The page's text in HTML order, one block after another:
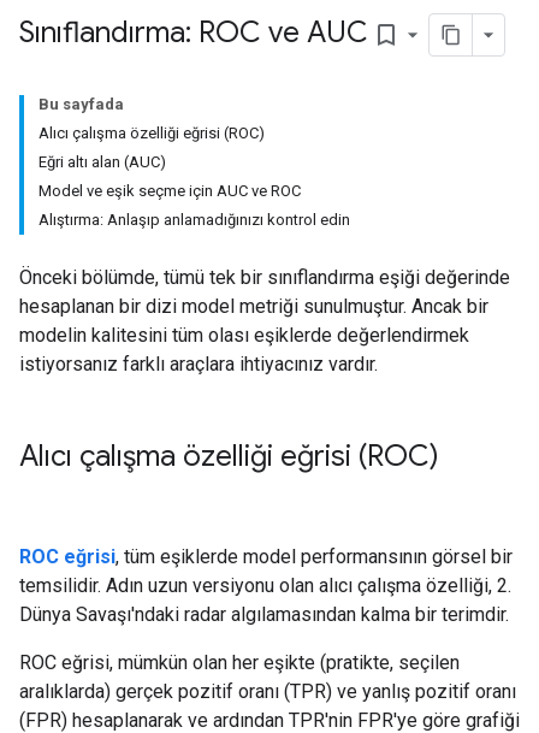
Sınıflandırma: ROC ve AUC bookmark_border
Bu sayfada
Alıcı çalışma özelliği eğrisi (ROC)
Eğri altı alan (AUC)
Model ve eşik seçme için AUC ve ROC
Alıştırma: Anlaşıp anlamadığınızı kontrol edin
Önceki bölümde, tümü tek bir sınıflandırma eşiği değerinde
hesaplanan bir dizi model metriği sunulmuştur. Ancak bir
modelin kalitesini tüm olası eşiklerde değerlendirmek
istiyorsanız farklı araçlara ihtiyacınız vardır.
Alıcı çalışma özelliği eğrisi (ROC)
ROC eğrisi, tüm eşiklerde model performansının görsel bir
temsilidir. Adın uzun versiyonu olan alıcı çalışma özelliği, 2.
Dünya Savaşı'ndaki radar algılamasından kalma bir terimdir.
ROC eğrisi, mümkün olan her eşikte (pratikte, seçilen
aralıklarda) gerçek pozitif oranı (TPR) ve yanlış pozitif oranı
(FPR) hesaplanarak ve ardından TPR'nin FPR'ye göre grafiği